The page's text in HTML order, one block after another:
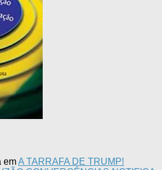
emA TARRAFA DE TRUMP!